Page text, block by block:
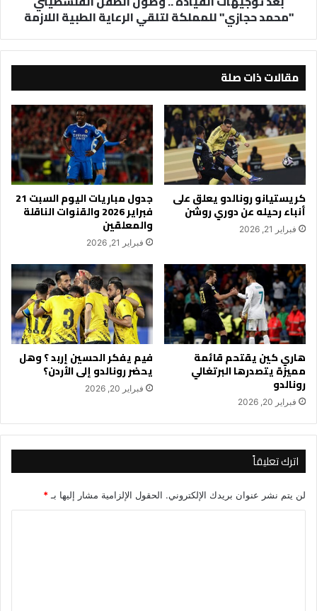
لتلقي"محمد حجازي" للمملكة لتلقي الرعاية الطبية اللازمة
مقالات ذات صلة
كريستيانو رونالدو يعلق على
أنباء رحيله عن دوري روشن
فبراير 21, 2026
جدول مباريات اليوم السبت 21
فبراير 2026 والقنوات الناقلة
والمعلقين
فبراير 21, 2026
هاري كين يقتحم قائمة
مميزة يتصدرها البرتغالي
رونالدو
فبراير 20, 2026
فيم يفكر الحسين إربد ؟ وهل
يحضر رونالدو إلى الأردن؟
فبراير 20, 2026
اترك تعليقاً
لن يتم نشر عنوان بريدك الإلكتروني. الحقول الإلزامية مشار إليها بـ *